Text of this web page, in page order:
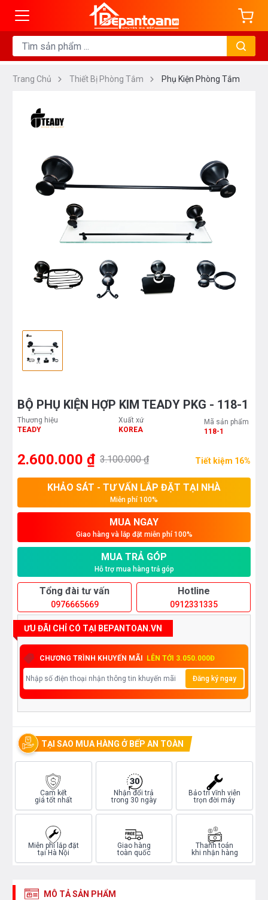
Trang Chủ Thiết Bị Phòng Tắm Phụ Kiện Phòng Tắm
BỘ PHỤ KIỆN HỢP KIM TEADY PKG - 118-1
Thương hiệu
TEADY
Xuất xứ
KOREA
Mã sản phẩm
118-1
2.600.000 ₫ 3.100.000 ₫ Tiết kiệm 16%
KHẢO SÁT - TƯ VẤN LẮP ĐẶT TẠI NHÀ
Miễn phí 100%
MUA NGAY
Giao hàng và lắp đặt miễn phí 100%
MUA TRẢ GÓP
Hỗ trợ mua hàng trả góp
Tổng đài tư vấn
0976665669
Hotline
0912331335
ƯU ĐÃI CHỈ CÓ TẠI BEPANTOAN.VN
CHƯƠNG TRÌNH KHUYẾN MÃI LÊN TỚI 3.050.000Đ
Đăng ký ngay
TẠI SAO MUA HÀNG Ở BẾP AN TOÀN
Cam kết
giá tốt nhất
Nhận đổi trả
trong 30 ngày
Bảo trì vĩnh viễn
trọn đời máy
Miễn phí lắp đặt
tại Hà Nội
Giao hàng
toàn quốc
Thanh toán
khi nhận hàng
MÔ TẢ SẢN PHẨM